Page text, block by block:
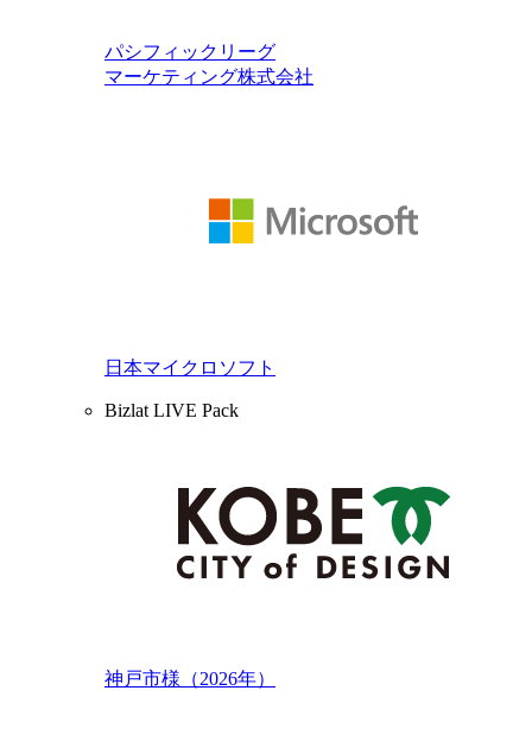
パシフィックリーグ
マーケティング株式会社
日本マイクロソフト
Bizlat LIVE Pack
神戸市様（2026年）